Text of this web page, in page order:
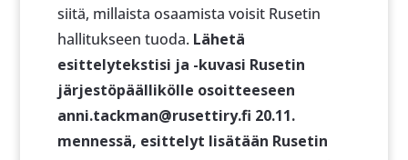
siitä, millaista osaamista voisit Rusetin
hallitukseen tuoda. Lähetä
esittelytekstisi ja -kuvasi Rusetin
järjestöpäällikölle osoitteeseen
anni.tackman@rusettiry.fi 20.11.
mennessä, esittelyt lisätään Rusetin